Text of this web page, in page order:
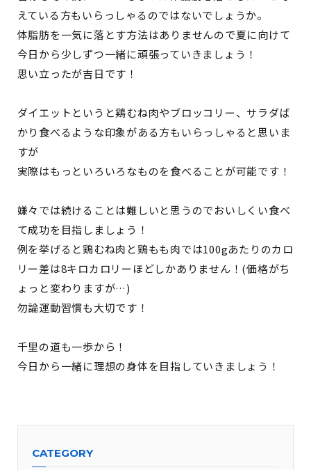
えている方もいらっしゃるのではないでしょうか。
体脂肪を一気に落とす方法はありませんので夏に向けて
今日から少しずつ一緒に頑張っていきましょう！
思い立ったが吉日です！
ダイエットというと鶏むね肉やブロッコリー、サラダば
かり食べるような印象がある方もいらっしゃると思いま
すが
実際はもっといろいろなものを食べることが可能です！
嫌々では続けることは難しいと思うのでおいしくい食べ
て成功を目指しましょう！
例を挙げると鶏むね肉と鶏もも肉では100gあたりのカロ
リー差は8キロカロリーほどしかありません！(価格がち
ょっと変わりますが…)
勿論運動習慣も大切です！
千里の道も一歩から！
今日から一緒に理想の身体を目指していきましょう！
CATEGORY